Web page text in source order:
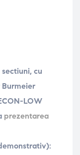
cu
LOW
prezentarea